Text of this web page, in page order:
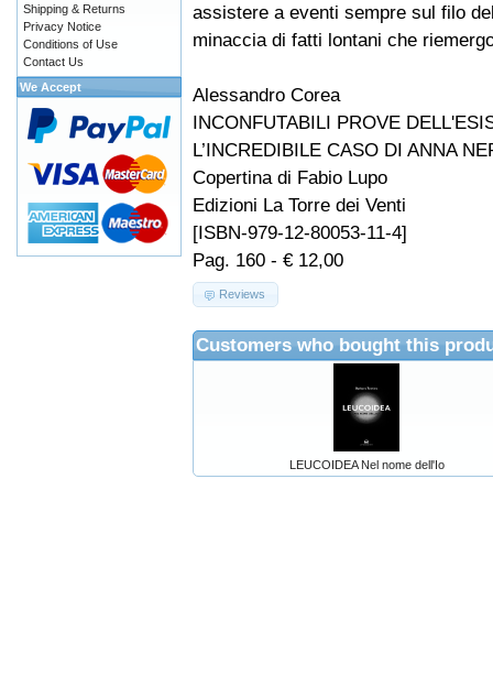
assistere a eventi sempre sul filo
minaccia di fatti lontani che
Alessandro Corea
INCONFUTABILI PROVE
L’INCREDIBILE CASO DI ANNA
Copertina di Fabio Lupo
Edizioni La Torre dei Venti
[ISBN-979-12-80053-11-4]
Pag. 160 - € 12,00
Reviews
Customers who bought this
LEUCOIDEA Nel nome dell'Io
Shipping & Returns
Privacy Notice
Conditions of Use
Contact Us
We Accept